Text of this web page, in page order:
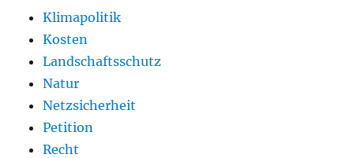
Klimapolitik
Kosten
Landschaftsschutz
Natur
Netzsicherheit
Petition
Recht